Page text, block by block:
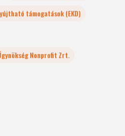
támogatások (EKD)
Nonprofit Zrt.